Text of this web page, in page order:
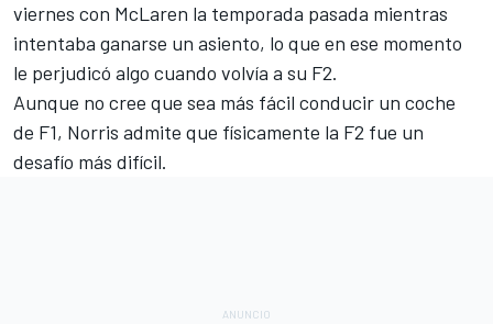
viernes con McLaren la temporada pasada mientras
intentaba ganarse un asiento, lo que en ese momento
le perjudicó algo cuando volvía a su F2.
Aunque no cree que sea más fácil conducir un coche
de F1, Norris admite que físicamente la F2 fue un
desafío más difícil.